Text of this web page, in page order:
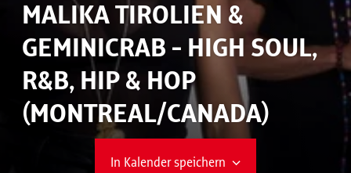
MALIKA TIROLIEN &
GEMINICRAB - HIGH SOUL,
R&B, HIP & HOP
(MONTREAL/CANADA)
In Kalender speichern